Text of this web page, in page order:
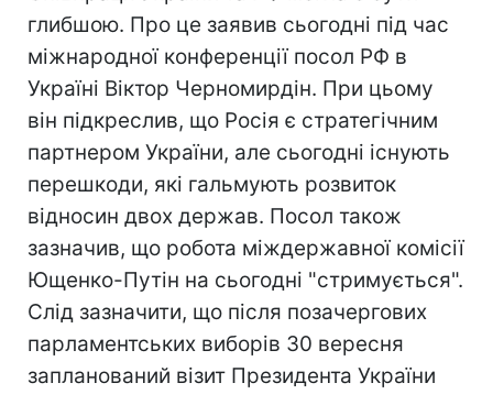
глибшою. Про це заявив сьогодні під час
міжнародної конференції посол РФ в
Україні Віктор Черномирдін. При цьому
він підкреслив, що Росія є стратегічним
партнером України, але сьогодні існують
перешкоди, які гальмують розвиток
відносин двох держав. Посол також
зазначив, що робота міждержавної комісії
Ющенко-Путін на сьогодні "стримується".
Слід зазначити, що після позачергових
парламентських виборів 30 вересня
запланований візит Президента України